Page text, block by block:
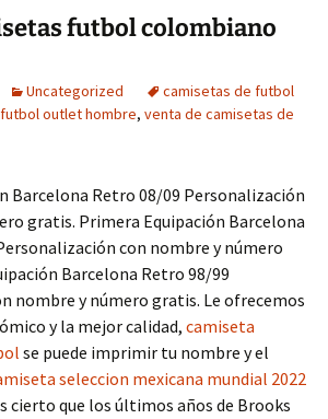
futbol colombiano
Uncategorized
camisetas de futbol
outlet hombre, venta de camisetas de
Barcelona Retro 08/09 Personalización
gratis. Primera Equipación Barcelona
con nombre y número
Barcelona Retro 98/99
nombre y número gratis. Le ofrecemos
y la mejor calidad, camiseta
se puede imprimir tu nombre y el
seleccion mexicana mundial 2022
cierto que los últimos años de Brooks